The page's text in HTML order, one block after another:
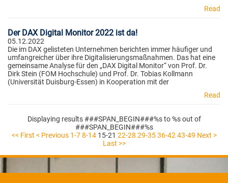
Read
Der DAX Digital Monitor 2022 ist da!
05.12.2022
Die im DAX gelisteten Unternehmen berichten immer häufiger und
umfangreicher über ihre Digitalisierungsmaßnahmen. Das hat eine
gemeinsame Analyse für den „DAX Digital Monitor“ von Prof. Dr.
Dirk Stein (FOM Hochschule) und Prof. Dr. Tobias Kollmann
(Universität Duisburg-Essen) in Kooperation mit der
Read
Displaying results ###SPAN_BEGIN###%s to %s out of
###SPAN_BEGIN###%s
<< First < Previous 1-7 8-14 15-21 22-28 29-35 36-42 43-49 Next >
Last >>